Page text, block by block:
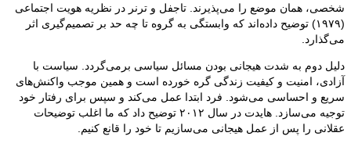
شخصی، همان موضع را می‌پذیرند. تاجفل و ترنر در نظریه هویت اجتماعی
(۱۹۷۹) توضیح داده‌اند که وابستگی به گروه تا چه حد بر تصمیم‌گیری اثر
می‌گذارد.
دلیل دوم به شدت هیجانی بودن مسائل سیاسی برمی‌گردد. سیاست با
آزادی، امنیت و کیفیت زندگی گره خورده است و همین موجب واکنش‌های
سریع و احساسی می‌شود. فرد ابتدا عمل می‌کند و سپس برای رفتار خود
توجیه می‌سازد. هایدت در سال ۲۰۱۲ توضیح داد که ما اغلب توضیحات
عقلانی را پس از عمل هیجانی می‌سازیم تا خود را قانع کنیم.